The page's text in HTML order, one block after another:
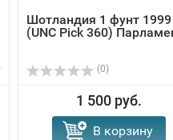
Шотландия 1 фунт 1999
(UNC Pick 360)
(0)
1 500 руб.
В корзину